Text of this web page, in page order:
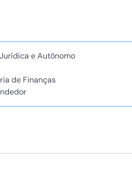
e Autônomo
de Finanças